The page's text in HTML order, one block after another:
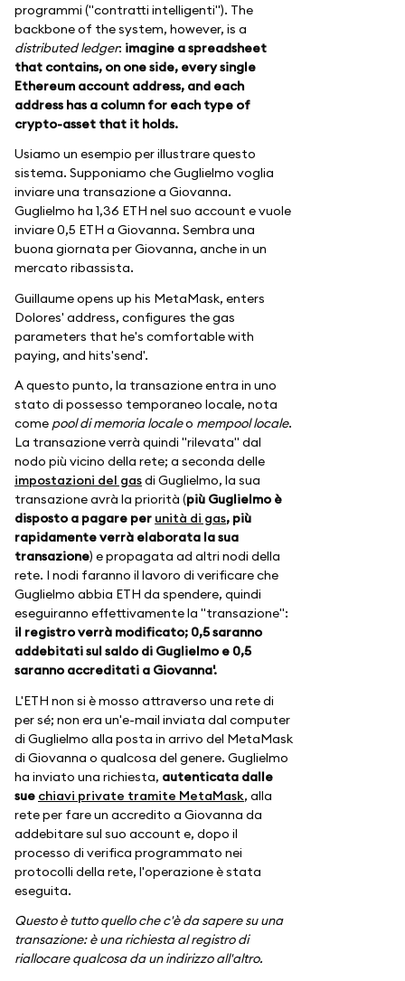
programmi ("contratti intelligenti"). The
backbone of the system, however, is a
distributed ledger: imagine a spreadsheet
that contains, on one side, every single
Ethereum account address, and each
address has a column for each type of
crypto-asset that it holds.
Usiamo un esempio per illustrare questo
sistema. Supponiamo che Guglielmo voglia
inviare una transazione a Giovanna.
Guglielmo ha 1,36 ETH nel suo account e vuole
inviare 0,5 ETH a Giovanna. Sembra una
buona giornata per Giovanna, anche in un
mercato ribassista.
Guillaume opens up his MetaMask, enters
Dolores' address, configures the gas
parameters that he's comfortable with
paying, and hits'send'.
A questo punto, la transazione entra in uno
stato di possesso temporaneo locale, nota
come pool di memoria localeo mempool locale.
La transazione verrà quindi "rilevata" dal
nodo più vicino della rete; a seconda delle
impostazioni del gasdi Guglielmo, la sua
transazione avrà la priorità (più Guglielmo è
disposto a pagare per unità di gas, più
rapidamente verrà elaborata la sua
transazione) e propagata ad altri nodi della
rete. I nodi faranno il lavoro di verificare che
Guglielmo abbia ETH da spendere, quindi
eseguiranno effettivamente la "transazione":
il registro verrà modificato; 0,5 saranno
addebitati sul saldo di Guglielmo e 0,5
saranno accreditati a Giovanna'.
L'ETH non si è mosso attraverso una rete di
per sé; non era un'e-mail inviata dal computer
di Guglielmo alla posta in arrivo del MetaMask
di Giovanna o qualcosa del genere. Guglielmo
ha inviato una richiesta, autenticata dalle
sue chiavi private tramite MetaMask, alla
rete per fare un accredito a Giovanna da
addebitare sul suo account e, dopo il
processo di verifica programmato nei
protocolli della rete, l'operazione è stata
eseguita.
Questo è tutto quello che c'è da sapere su una
transazione: è una richiesta al registro di
riallocare qualcosa da un indirizzo all'altro.